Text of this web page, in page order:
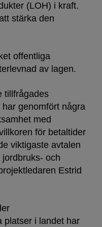
(LOH) i kraft.
stärka den
offentliga
av lagen.
tillfrågades
genomfört några
med
för betaltider
viktigaste avtalen
och
Estrid
platser i landet har